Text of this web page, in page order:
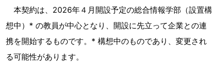
本契約は、2026年４月開設予定の総合情報学部（設置構
想中）* の教員が中心となり、開設に先立って企業との連
携を開始するものです。* 構想中のものであり、変更され
る可能性があります。